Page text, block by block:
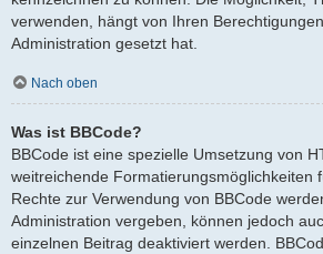
verwenden, hängt von Ihren
Administration gesetzt hat.
Nach oben
Was ist BBCode?
BBCode ist eine spezielle Umsetzung von
weitreichende Formatierungsmöglichkeiten
Rechte zur Verwendung von BBCode
Administration vergeben, können jedoch
einzelnen Beitrag deaktiviert werden.